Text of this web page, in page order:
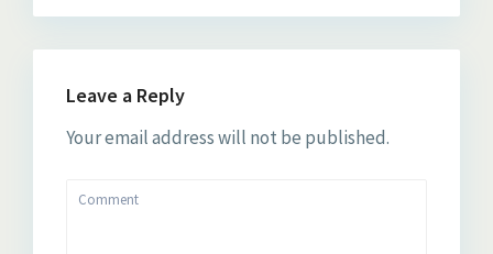
Leave a Reply
Your email address will not be published.